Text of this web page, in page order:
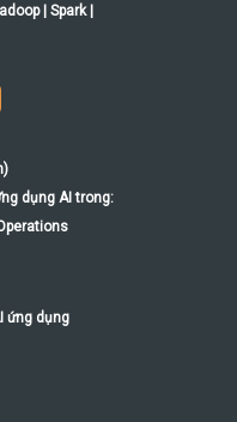
| Spark |
dụng AI trong:
ứng dụng